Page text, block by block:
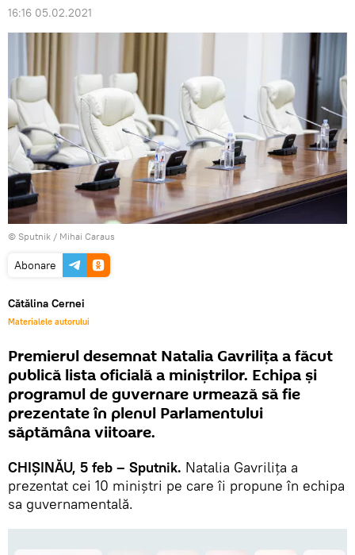
16:16 05.02.2021
© Sputnik / Mihai Caraus
Abonare
Cătălina Cernei
Materialele autorului
Premierul desemnat Natalia Gavrilița a făcut
publică lista oficială a miniștrilor. Echipa și
programul de guvernare urmează să fie
prezentate în plenul Parlamentului
săptămâna viitoare.
CHIȘINĂU, 5 feb – Sputnik. Natalia Gavrilița a
prezentat cei 10 miniștri pe care îi propune în echipa
sa guvernamentală.